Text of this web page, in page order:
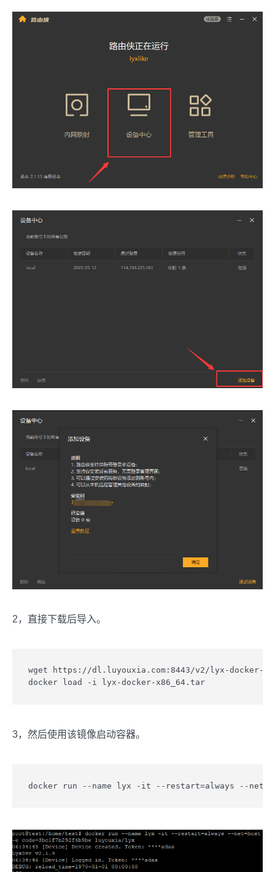
2，直接下载后导入。
wget https://dl.luyouxia.com:8443/v2/lyx-docker-
docker load -i lyx-docker-x86_64.tar
3，然后使用该镜像启动容器。
docker run --name lyx -it --restart=always --